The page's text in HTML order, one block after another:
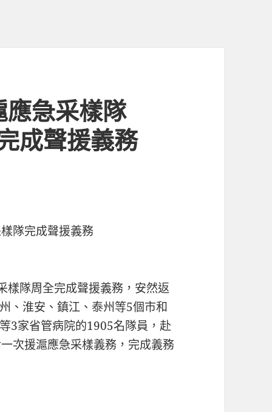
急采樣隊
成聲援義務
隊完成聲援義務
隊周全完成聲援義務，安然返
、淮安、鎮江、泰州等5個市和
3家省管病院的1905名隊員，赴
次援滬應急采樣義務，完成義務